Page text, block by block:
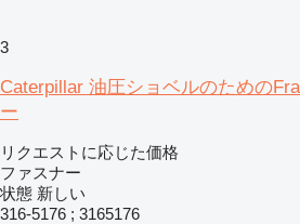
3
Caterpillar 油圧ショベルのための
ー
リクエストに応じた価格
ファスナー
状態 新しい
316-5176 ; 3165176